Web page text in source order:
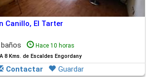
Canillo, El Tarter
baños Hace 10 horas
A 8 Kms. de Escaldes Engordany
Contactar Guardar